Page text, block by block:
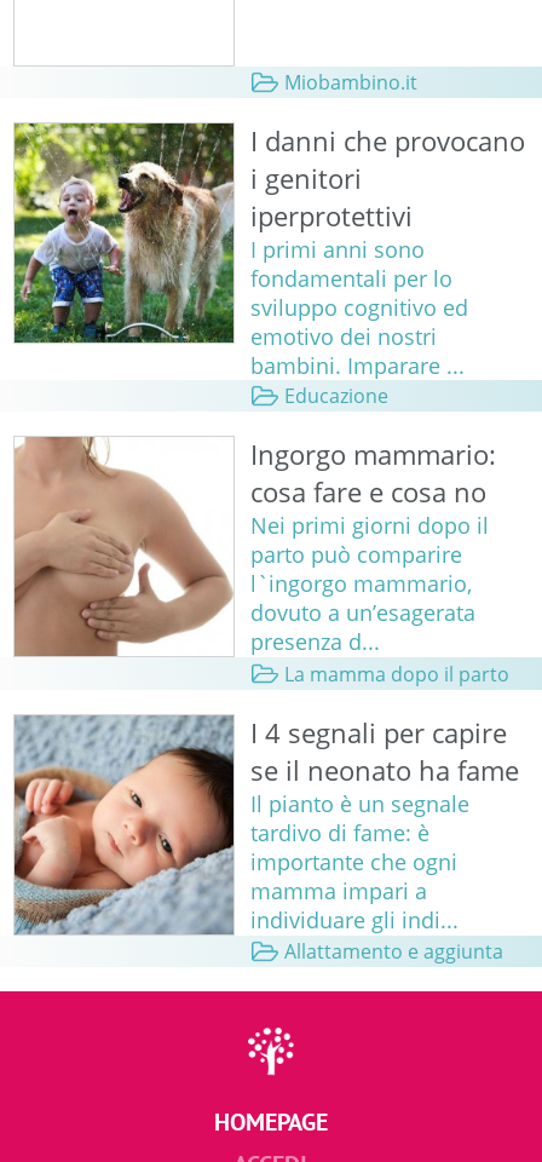
Miobambino.it
I danni che provocano
i genitori
iperprotettivi
I primi anni sono
fondamentali per lo
sviluppo cognitivo ed
emotivo dei nostri
bambini. Imparare ...
Educazione
Ingorgo mammario:
cosa fare e cosa no
Nei primi giorni dopo il
parto può comparire
l`ingorgo mammario,
dovuto a un’esagerata
presenza d...
La mamma dopo il parto
I 4 segnali per capire
se il neonato ha fame
Il pianto è un segnale
tardivo di fame: è
importante che ogni
mamma impari a
individuare gli indi...
Allattamento e aggiunta
HOMEPAGE